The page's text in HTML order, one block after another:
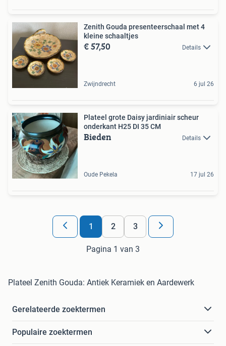
Zenith Gouda presenteerschaal met 4
kleine schaaltjes
€ 57,50 Details
Zwijndrecht 6 jul 26
Plateel grote Daisy jardiniair scheur
onderkant H25 DI 35 CM
Bieden Details
Oude Pekela 17 jul 26
1 2 3
Pagina 1 van 3
Plateel Zenith Gouda: Antiek Keramiek en Aardewerk
Gerelateerde zoektermen
Populaire zoektermen